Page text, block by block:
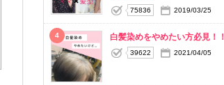
75836 2019/03/25
4 白髪染めをやめたい方必見！！
39622 2021/04/05